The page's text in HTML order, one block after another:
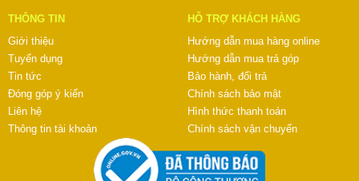
THÔNG TIN
Giới thiệu
Tuyển dụng
Tin tức
Đóng góp ý kiến
Liên hệ
Thông tin tài khoản
HỖ TRỢ KHÁCH HÀNG
Hướng dẫn mua hàng online
Hướng dẫn mua trả góp
Bảo hành, đổi trả
Chính sách bảo mật
Hình thức thanh toán
Chính sách vận chuyển